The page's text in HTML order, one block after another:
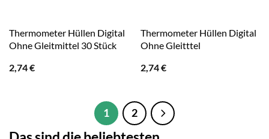
Thermometer Hüllen Digital
Ohne Gleitmittel 30 Stück
2,74€
Thermometer Hüllen Digital
Ohne Gleitttel
2,74€
1 2